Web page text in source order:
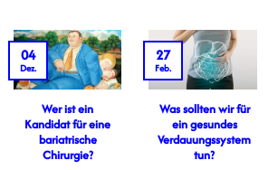
Wer ist ein
Kandidat für eine
bariatrische
Chirurgie?
04
Dez.
Was sollten wir für
ein gesundes
Verdauungssystem
tun?
27
Feb.